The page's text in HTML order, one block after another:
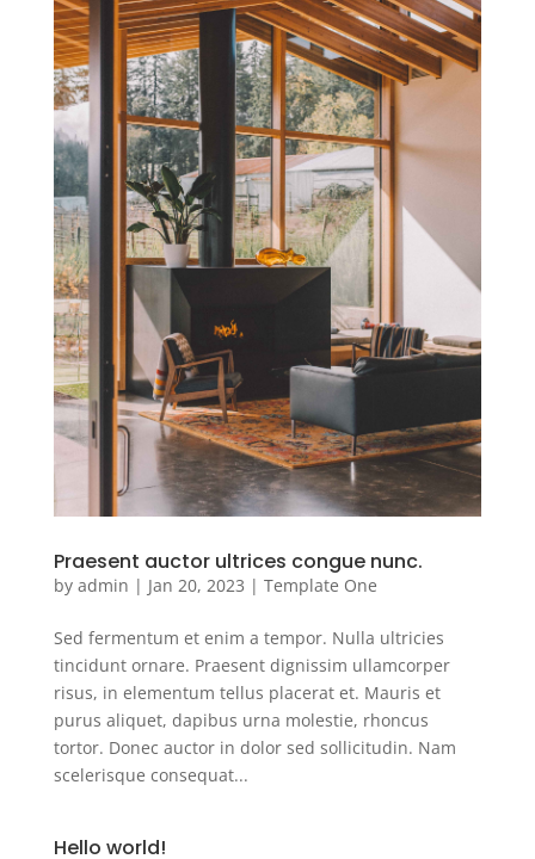
Praesent auctor ultrices congue nunc.
by admin | Jan 20, 2023 | Template One
Sed fermentum et enim a tempor. Nulla ultricies
tincidunt ornare. Praesent dignissim ullamcorper
risus, in elementum tellus placerat et. Mauris et
purus aliquet, dapibus urna molestie, rhoncus
tortor. Donec auctor in dolor sed sollicitudin. Nam
scelerisque consequat...
Hello world!